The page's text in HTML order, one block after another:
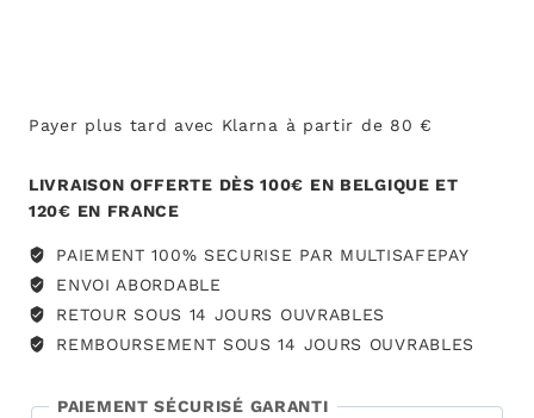
Payer plus tard avec Klarna à partir de 80 €
LIVRAISON OFFERTE DÈS 100€ EN BELGIQUE ET
120€ EN FRANCE
PAIEMENT 100% SECURISE PAR MULTISAFEPAY
ENVOI ABORDABLE
RETOUR SOUS 14 JOURS OUVRABLES
REMBOURSEMENT SOUS 14 JOURS OUVRABLES
PAIEMENT SÉCURISÉ GARANTI